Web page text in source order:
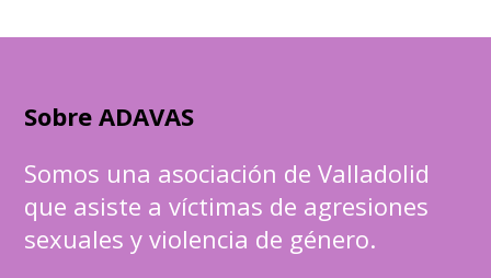
Sobre ADAVAS
Somos una asociación de Valladolid
que asiste a víctimas de agresiones
sexuales y violencia de género.